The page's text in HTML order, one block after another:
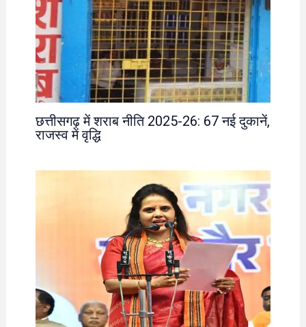
छत्तीसगढ़ में शराब नीति 2025-26: 67 नई दुकानें,
राजस्व में वृद्धि